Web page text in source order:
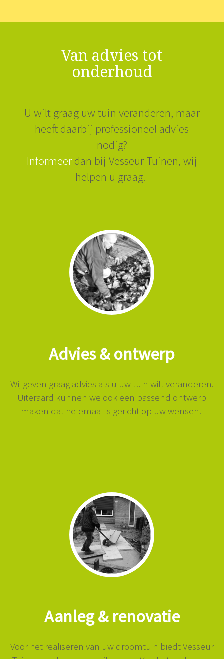
Van advies tot
onderhoud
U wilt graag uw tuin veranderen, maar
heeft daarbij professioneel advies
nodig?
Informeerdan bij Vesseur Tuinen, wij
helpen u graag.
Advies & ontwerp
Wij geven graag advies als u uw tuin wilt veranderen.
Uiteraard kunnen we ook een passend ontwerp
maken dat helemaal is gericht op uw wensen.
Aanleg & renovatie
Voor het realiseren van uw droomtuin biedt Vesseur